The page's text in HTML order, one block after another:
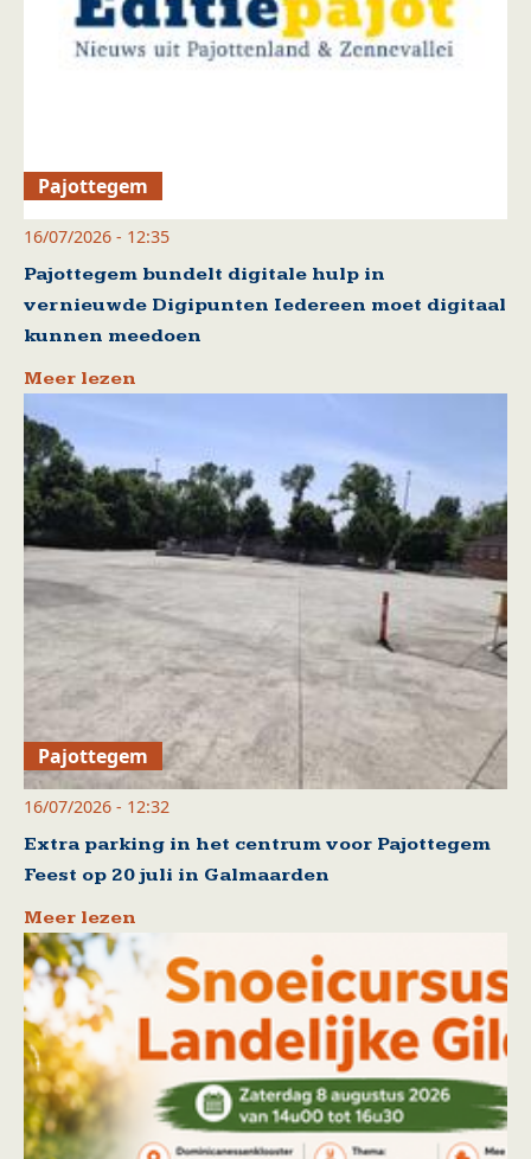
Pajottegem
16/07/2026 - 12:35
Pajottegem bundelt digitale hulp in
vernieuwde Digipunten Iedereen moet digitaal
kunnen meedoen
Meer lezen
Pajottegem
16/07/2026 - 12:32
Extra parking in het centrum voor Pajottegem
Feest op 20 juli in Galmaarden
Meer lezen